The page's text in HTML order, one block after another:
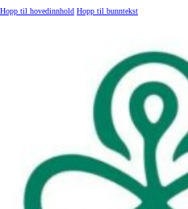
Hopp til hovedinnhold Hopp til bunntekst